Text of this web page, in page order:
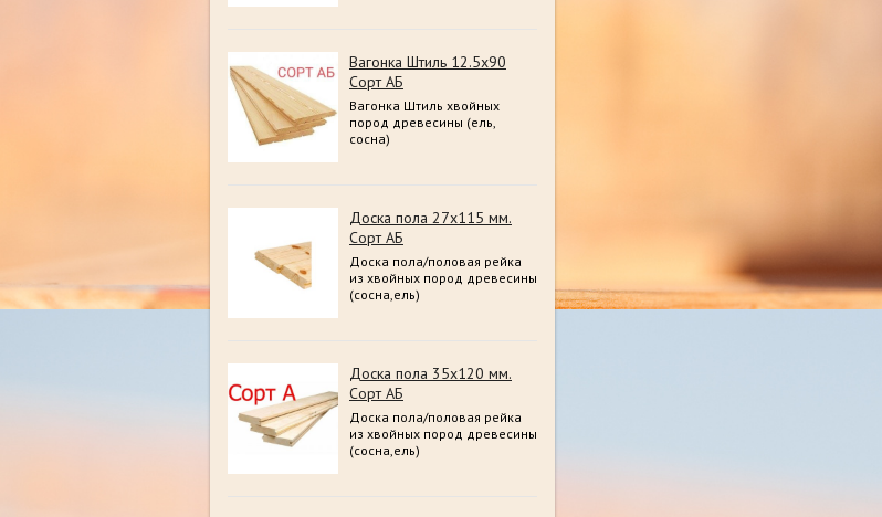
Вагонка Штиль 12.5х90
Сорт АБ
Вагонка Штиль хвойных
пород древесины (ель,
сосна)
Доска пола 27х115 мм.
Сорт АБ
Доска пола/половая рейка
из хвойных пород древесины
(сосна,ель)
Доска пола 35х120 мм.
Сорт АБ
Доска пола/половая рейка
из хвойных пород древесины
(сосна,ель)